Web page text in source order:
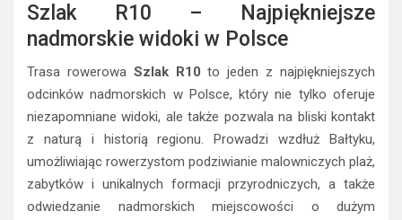
Szlak R10 – Najpiękniejsze
nadmorskie widoki w Polsce
Trasa rowerowa Szlak R10 to jeden z najpiękniejszych
odcinków nadmorskich w Polsce, który nie tylko oferuje
niezapomniane widoki, ale także pozwala na bliski kontakt
z naturą i historią regionu. Prowadzi wzdłuż Bałtyku,
umożliwiając rowerzystom podziwianie malowniczych plaż,
zabytków i unikalnych formacji przyrodniczych, a także
odwiedzanie nadmorskich miejscowości o dużym